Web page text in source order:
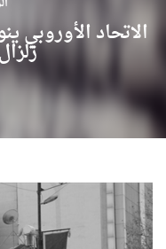
الاتحاد الأوروبي